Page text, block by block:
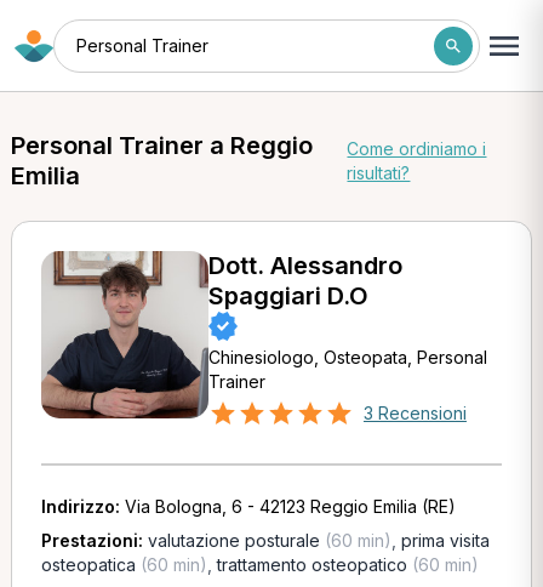
Personal Trainer
Personal Trainer a Reggio
Emilia
Come ordiniamo i
risultati?
Dott. Alessandro
Spaggiari D.O
Chinesiologo, Osteopata, Personal
Trainer
3 Recensioni
Indirizzo: Via Bologna, 6 - 42123 Reggio Emilia (RE)
Prestazioni: valutazione posturale (60 min) prima visita
osteopatica (60 min) ,trattamento osteopatico (60 min)